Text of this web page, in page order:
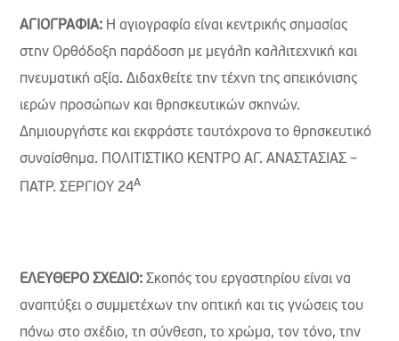
ΑΓΙΟΓΡΑΦΙΑ: Η αγιογραφία είναι κεντρικής σημασίας
στην Ορθόδοξη παράδοση με μεγάλη καλλιτεχνική και
πνευματική αξία. Διδαχθείτε την τέχνη της απεικόνισης
ιερών προσώπων και θρησκευτικών σκηνών.
Δημιουργήστε και εκφράστε ταυτόχρονα το θρησκευτικό
συναίσθημα. ΠΟΛΙΤΙΣΤΙΚΟ ΚΕΝΤΡΟ ΑΓ. ΑΝΑΣΤΑΣΙΑΣ –
ΠΑΤΡ. ΣΕΡΓΙΟΥ 24Α
ΕΛΕΥΘΕΡΟ ΣΧΕΔΙΟ: Σκοπός του εργαστηρίου είναι να
αναπτύξει ο συμμετέχων την οπτική και τις γνώσεις του
πάνω στο σχέδιο, τη σύνθεση, το χρώμα, τον τόνο, την